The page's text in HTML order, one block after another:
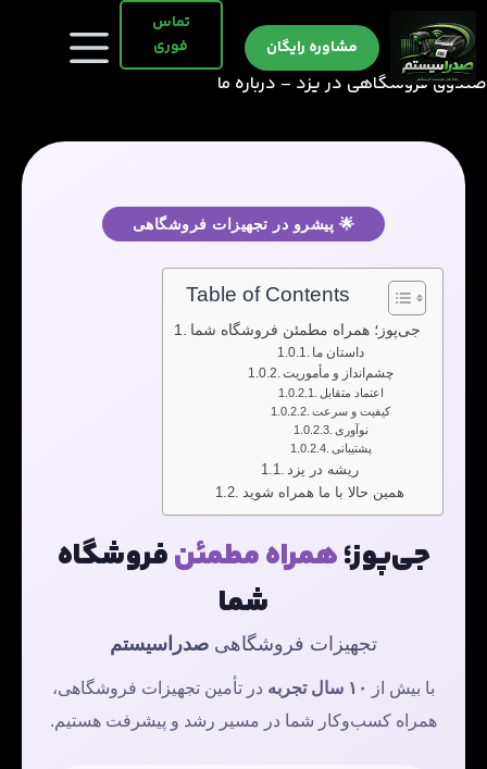
به
محتوا
مشاوره رایگان
تماس
فوری
صندوق فروشگاهی در یزد – درباره ما
🌟 پیشرو در تجهیزات فروشگاهی
Table of Contents
جی‌پوز؛ همراه مطمئن فروشگاه شما
داستان ما
چشم‌انداز و مأموریت
اعتماد متقابل
کیفیت و سرعت
نوآوری
پشتیبانی
ریشه در یزد
همین حالا با ما همراه شوید
جی‌پوز؛همراه مطمئنفروشگاه
شما
تجهیزات فروشگاهی صدراسیستم
با بیش از ۱۰ سال تجربه
در تأمین تجهیزات فروشگاهی،
همراه کسب‌وکار شما در مسیر رشد و پیشرفت هستیم.